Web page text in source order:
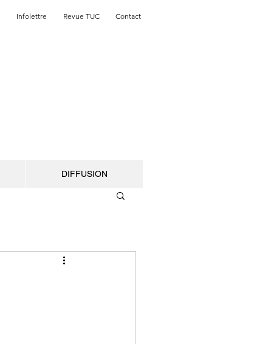
Infolettre Revue TUC Contact
DIFFUSION